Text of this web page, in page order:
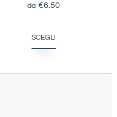
€6.50
SCEGLI